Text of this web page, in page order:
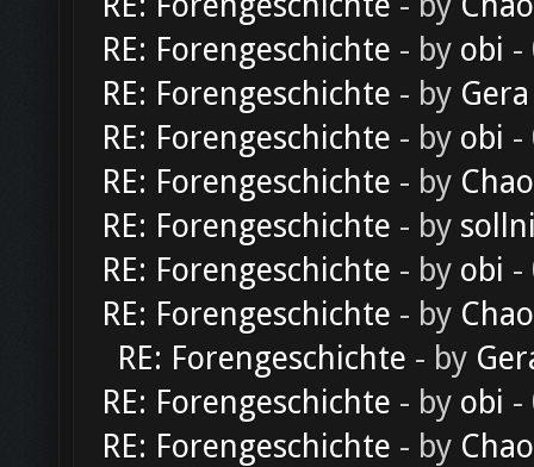
RE: Forengeschichte - by obi -
RE: Forengeschichte - by Gera
RE: Forengeschichte - by obi -
RE: Forengeschichte - by
RE: Forengeschichte - by
RE: Forengeschichte - by obi -
RE: Forengeschichte - by
RE: Forengeschichte - by
RE: Forengeschichte - by obi -
RE: Forengeschichte - by